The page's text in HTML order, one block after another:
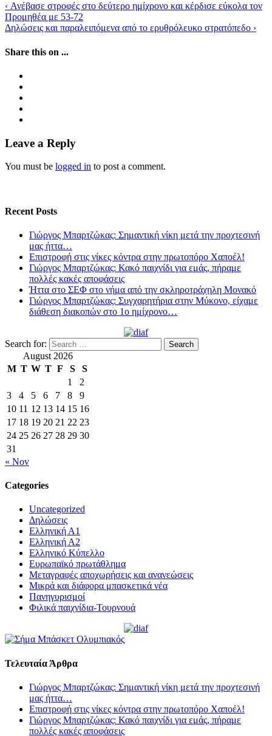
‹ Ανέβασε στροφές στο δεύτερο ημίχρονο και κέρδισε εύκολα τον
Προμηθέα με 53-72
Δηλώσεις και παραλειπόμενα από το ερυθρόλευκο στρατόπεδο ›
Share this on ...
Leave a Reply
You must be logged in to post a comment.
Recent Posts
Γιώργος Μπαρτζώκας: Σημαντική νίκη μετά την προχτεσινή
μας ήττα…
Επιστροφή στις νίκες κόντρα στην πρωτοπόρο Χαποέλ!
Γιώργος Μπαρτζώκας: Κακό παιχνίδι για εμάς, πήραμε
πολλές κακές αποφάσεις
Ήττα στο ΣΕΦ στο νήμα από την σκληροτράχηλη Μονακό
Γιώργος Μπαρτζώκας: Συγχαρητήρια στην Μύκονο, είχαμε
διάθεση διακοπών στο 1ο ημίχρονο…
Search for:
August 2026
M T W T F S
S
1
2
3
4 5 6 7 8
9
10 11 12 13 14 15 16
17 18 19 20 21 22 23
24 25 26 27 28 29 30
31
« Nov
Categories
Uncategorized
Δηλώσεις
Ελληνική Α1
Ελληνική Α2
Ελληνικό Κύπελλο
Ευρωπαϊκό πρωτάθλημα
Μεταγραφές αποχωρήσεις και ανανεώσεις
Μικρά και διάφορα μπασκετικά νέα
Πανηγυρισμοί
Φιλικά παιχνίδια-Τουρνουά
Τελευταία Άρθρα
Γιώργος Μπαρτζώκας: Σημαντική νίκη μετά την προχτεσινή
μας ήττα…
Επιστροφή στις νίκες κόντρα στην πρωτοπόρο Χαποέλ!
Γιώργος Μπαρτζώκας: Κακό παιχνίδι για εμάς, πήραμε
πολλές κακές αποφάσεις